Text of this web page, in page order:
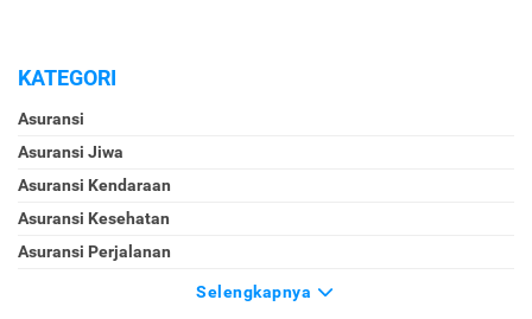
KATEGORI
Asuransi
Asuransi Jiwa
Asuransi Kendaraan
Asuransi Kesehatan
Asuransi Perjalanan
Selengkapnya